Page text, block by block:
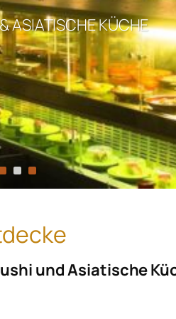
ASIATISCHE KÜCHE
und Asiatische